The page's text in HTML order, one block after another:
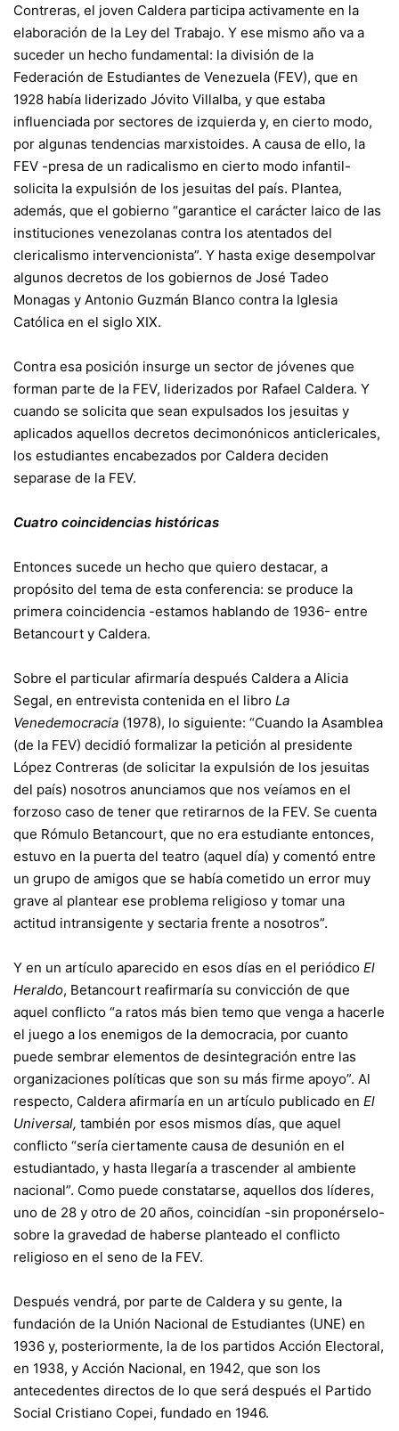
Contreras, el joven Caldera participa activamente en la
elaboración de la Ley del Trabajo. Y ese mismo año va a
suceder un hecho fundamental: la división de la
Federación de Estudiantes de Venezuela (FEV), que en
1928 había liderizado Jóvito Villalba, y que estaba
influenciada por sectores de izquierda y, en cierto modo,
por algunas tendencias marxistoides. A causa de ello, la
FEV -presa de un radicalismo en cierto modo infantil-
solicita la expulsión de los jesuitas del país. Plantea,
además, que el gobierno “garantice el carácter laico de las
instituciones venezolanas contra los atentados del
clericalismo intervencionista”. Y hasta exige desempolvar
algunos decretos de los gobiernos de José Tadeo
Monagas y Antonio Guzmán Blanco contra la Iglesia
Católica en el siglo XIX.
Contra esa posición insurge un sector de jóvenes que
forman parte de la FEV, liderizados por Rafael Caldera. Y
cuando se solicita que sean expulsados los jesuitas y
aplicados aquellos decretos decimonónicos anticlericales,
los estudiantes encabezados por Caldera deciden
separase de la FEV.
Cuatro coincidencias históricas
Entonces sucede un hecho que quiero destacar, a
propósito del tema de esta conferencia: se produce la
primera coincidencia -estamos hablando de 1936- entre
Betancourt y Caldera.
Sobre el particular afirmaría después Caldera a Alicia
Segal, en entrevista contenida en el libro La
Venedemocracia (1978), lo siguiente: “Cuando la Asamblea
(de la FEV) decidió formalizar la petición al presidente
López Contreras (de solicitar la expulsión de los jesuitas
del país) nosotros anunciamos que nos veíamos en el
forzoso caso de tener que retirarnos de la FEV. Se cuenta
que Rómulo Betancourt, que no era estudiante entonces,
estuvo en la puerta del teatro (aquel día) y comentó entre
un grupo de amigos que se había cometido un error muy
grave al plantear ese problema religioso y tomar una
actitud intransigente y sectaria frente a nosotros”.
Y en un artículo aparecido en esos días en el periódico El
Heraldo, Betancourt reafirmaría su convicción de que
aquel conflicto “a ratos más bien temo que venga a hacerle
el juego a los enemigos de la democracia, por cuanto
puede sembrar elementos de desintegración entre las
organizaciones políticas que son su más firme apoyo”. Al
respecto, Caldera afirmaría en un artículo publicado en El
Universal, también por esos mismos días, que aquel
conflicto “sería ciertamente causa de desunión en el
estudiantado, y hasta llegaría a trascender al ambiente
nacional”. Como puede constatarse, aquellos dos líderes,
uno de 28 y otro de 20 años, coincidían -sin proponérselo-
sobre la gravedad de haberse planteado el conflicto
religioso en el seno de la FEV.
Después vendrá, por parte de Caldera y su gente, la
fundación de la Unión Nacional de Estudiantes (UNE) en
1936 y, posteriormente, la de los partidos Acción Electoral,
en 1938, y Acción Nacional, en 1942, que son los
antecedentes directos de lo que será después el Partido
Social Cristiano Copei, fundado en 1946.